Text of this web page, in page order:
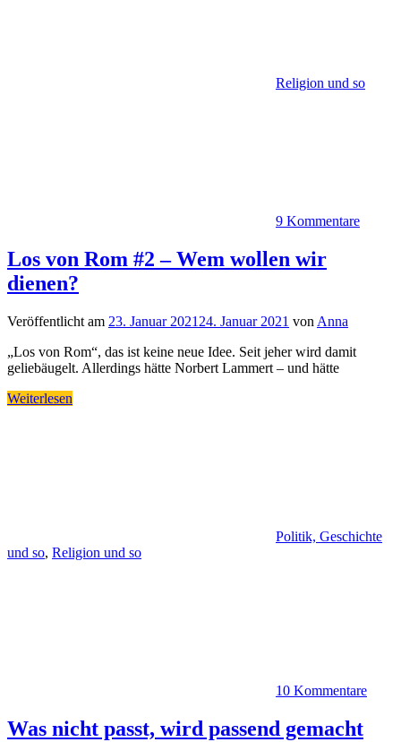
Religion und so
9 Kommentare
Los von Rom #2 – Wem wollen wir
dienen?
Veröffentlicht am 23. Januar 2021 24. Januar 2021 von Anna
„Los von Rom“, das ist keine neue Idee. Seit jeher wird damit
geliebäugelt. Allerdings hätte Norbert Lammert – und hätte
Weiterlesen
Politik, Geschichte
und so, Religion und so
10 Kommentare
Was nicht passt, wird passend gemacht